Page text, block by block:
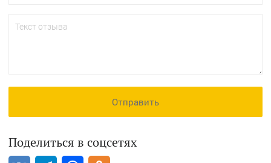
Отправить
Поделиться в соцсетях